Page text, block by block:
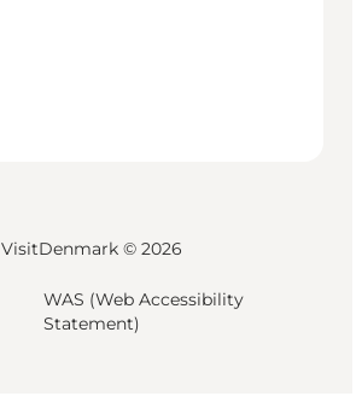
VisitDenmark © 2026
WAS (Web Accessibility
Statement)